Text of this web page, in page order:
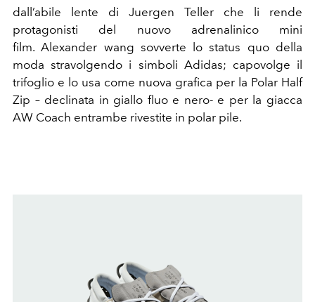
dall’abile lente di Juergen Teller che li rende
protagonisti del nuovo adrenalinico mini
film. Alexander wang sovverte lo status quo della
moda stravolgendo i simboli Adidas; capovolge il
trifoglio e lo usa come nuova grafica per la Polar Half
Zip – declinata in giallo fluo e nero- e per la giacca
AW Coach entrambe rivestite in polar pile.